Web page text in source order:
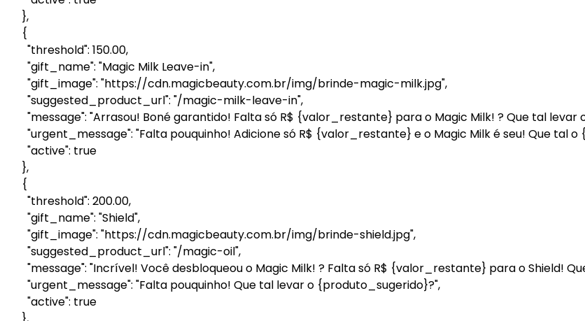
},
{
"threshold": 150.00,
"gift_name": "Magic Milk Leave-in",
"gift_image": "https://cdn.magicbeauty.com.br/img/brinde-magic-milk.jpg",
"suggested_product_url": "/magic-milk-leave-in",
"message": "Arrasou! Boné garantido! Falta só R$ {valor_restante} para o Magic Milk! ? Que tal levar
"urgent_message": "Falta pouquinho! Adicione só R$ {valor_restante} e o Magic Milk é seu! Que tal
"active": true
},
{
"threshold": 200.00,
"gift_name": "Shield",
"gift_image": "https://cdn.magicbeauty.com.br/img/brinde-shield.jpg",
"suggested_product_url": "/magic-oil",
"message": "Incrível! Você desbloqueou o Magic Milk! ? Falta só R$ {valor_restante} para o Shield!
"urgent_message": "Falta pouquinho! Que tal levar o {produto_sugerido}?",
"active": true